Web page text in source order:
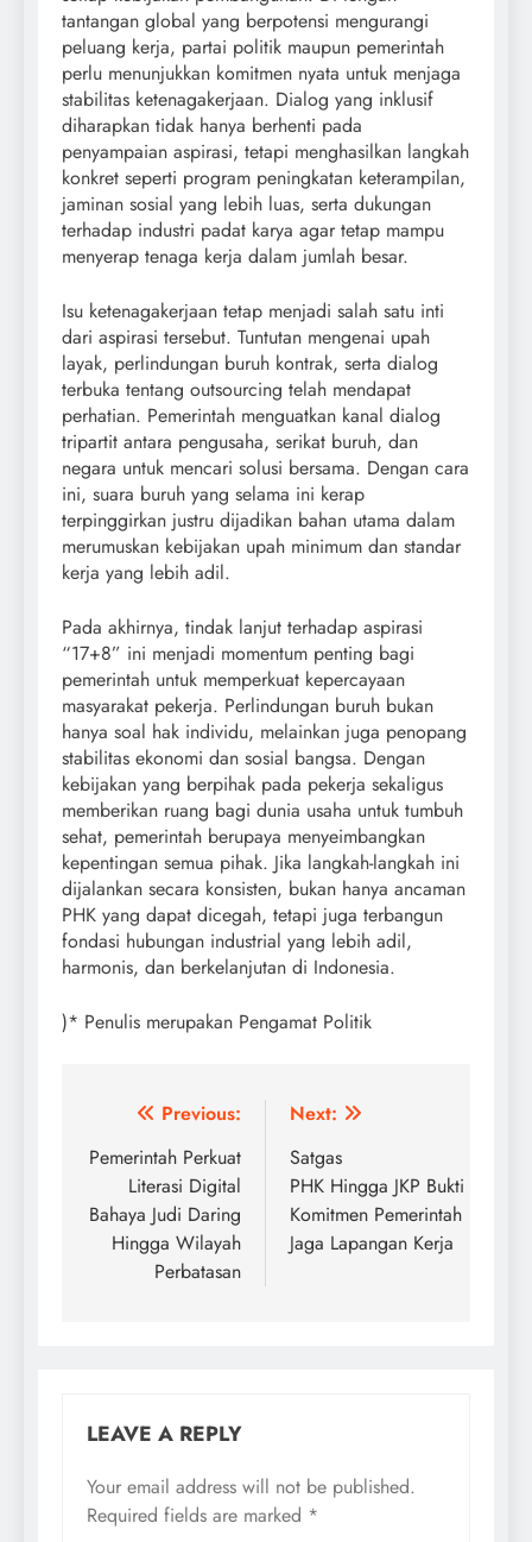
tantangan global yang berpotensi mengurangi
peluang kerja, partai politik maupun pemerintah
perlu menunjukkan komitmen nyata untuk menjaga
stabilitas ketenagakerjaan. Dialog yang inklusif
diharapkan tidak hanya berhenti pada
penyampaian aspirasi, tetapi menghasilkan langkah
konkret seperti program peningkatan keterampilan,
jaminan sosial yang lebih luas, serta dukungan
terhadap industri padat karya agar tetap mampu
menyerap tenaga kerja dalam jumlah besar.
Isu ketenagakerjaan tetap menjadi salah satu inti
dari aspirasi tersebut. Tuntutan mengenai upah
layak, perlindungan buruh kontrak, serta dialog
terbuka tentang outsourcing telah mendapat
perhatian. Pemerintah menguatkan kanal dialog
tripartit antara pengusaha, serikat buruh, dan
negara untuk mencari solusi bersama. Dengan cara
ini, suara buruh yang selama ini kerap
terpinggirkan justru dijadikan bahan utama dalam
merumuskan kebijakan upah minimum dan standar
kerja yang lebih adil.
Pada akhirnya, tindak lanjut terhadap aspirasi
“17+8” ini menjadi momentum penting bagi
pemerintah untuk memperkuat kepercayaan
masyarakat pekerja. Perlindungan buruh bukan
hanya soal hak individu, melainkan juga penopang
stabilitas ekonomi dan sosial bangsa. Dengan
kebijakan yang berpihak pada pekerja sekaligus
memberikan ruang bagi dunia usaha untuk tumbuh
sehat, pemerintah berupaya menyeimbangkan
kepentingan semua pihak. Jika langkah-langkah ini
dijalankan secara konsisten, bukan hanya ancaman
PHK yang dapat dicegah, tetapi juga terbangun
fondasi hubungan industrial yang lebih adil,
harmonis, dan berkelanjutan di Indonesia.
)* Penulis merupakan Pengamat Politik
Post
navigation
Previous:
Pemerintah Perkuat
Literasi Digital
Bahaya Judi Daring
Hingga Wilayah
Perbatasan
Next:
Satgas
PHK Hingga JKP Bukti
Komitmen Pemerintah
Jaga Lapangan Kerja
LEAVE A REPLY
Your email address will not be published.
Required fields are marked *